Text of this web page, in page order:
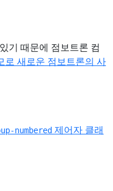
기 때문에 점보트론 컴
로 새로운 점보트론의 사
numbered 제어자 클래